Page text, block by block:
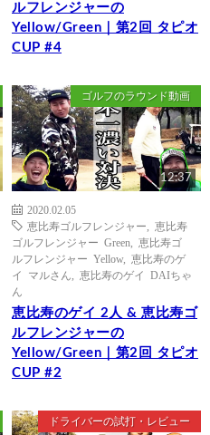
ルフレンジャーの
Yellow/Green｜第2回 タピオ
CUP #4
ゴルフのラウンド動画
12:37
2020.02.05
恵比寿ゴルフレンジャー
恵比寿
ゴルフレンジャー Green
恵比寿ゴ
ルフレンジャー Yellow, 恵比寿のゲ
イ マルさん
恵比寿のゲイ DAIちゃ
ん
恵比寿のゲイ 2人 & 恵比寿ゴ
ルフレンジャーの
Yellow/Green｜第2回 タピオ
CUP #2
ドライバーの試打・レビュー